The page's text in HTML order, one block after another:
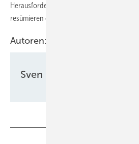
Herausforderungen der Energiewende
resümieren die SMA-
Autoren:
Sven Ullrich